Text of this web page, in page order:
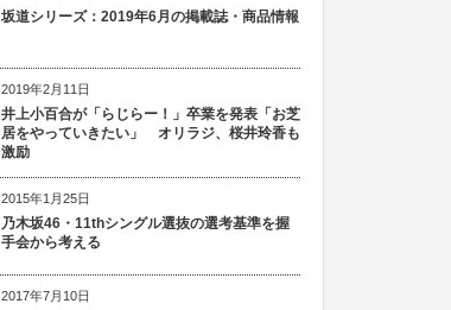
坂道シリーズ：2019年6月の掲載誌・商品情報
2019年2月11日
井上小百合が「らじらー！」卒業を発表「お芝
居をやっていきたい」 オリラジ、桜井玲香も
激励
2015年1月25日
乃木坂46・11thシングル選抜の選考基準を握
手会から考える
2017年7月10日